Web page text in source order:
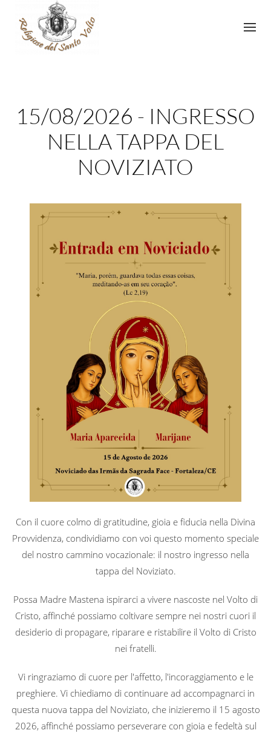
15/08/2026 - INGRESSO
NELLA TAPPA DEL
NOVIZIATO
Con il cuore colmo di gratitudine, gioia e fiducia nella Divina
Provvidenza, condividiamo con voi questo momento speciale
del nostro cammino vocazionale: il nostro ingresso nella
tappa del Noviziato.
Possa Madre Mastena ispirarci a vivere nascoste nel Volto di
Cristo, affinché possiamo coltivare sempre nei nostri cuori il
desiderio di propagare, riparare e ristabilire il Volto di Cristo
nei fratelli.
Vi ringraziamo di cuore per l'affetto, l'incoraggiamento e le
preghiere. Vi chiediamo di continuare ad accompagnarci in
questa nuova tappa del Noviziato, che inizieremo il 15 agosto
2026, affinché possiamo perseverare con gioia e fedeltà sul